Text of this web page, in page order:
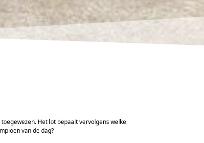
Het lot bepaalt vervolgens welke
van de dag?